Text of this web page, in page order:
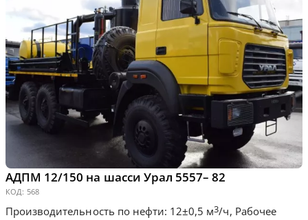
АДПМ 12/150 на шасси Урал 5557– 82
КОД: 568
Производительность по нефти: 12±0,5 м3/ч, Рабочее